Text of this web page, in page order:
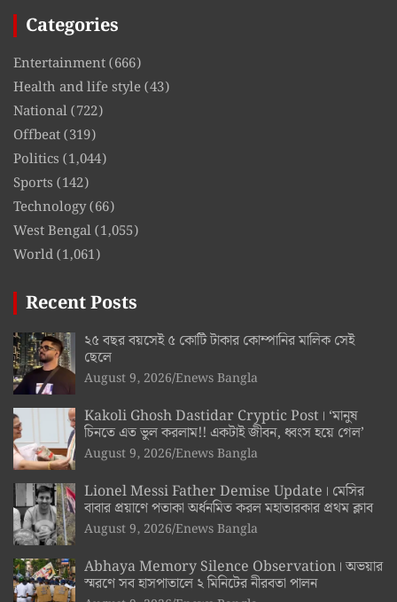
Categories
Entertainment(666)
Health and life style(43)
National(722)
Offbeat(319)
Politics (1,044)
Sports (142)
Technology(66)
West Bengal(1,055)
World(1,061)
Recent Posts
২৫ বছর বয়সেই ৫ কোটি টাকার কোম্পানির মালিক সেই
ছেলে
August 9, 2026 Enews Bangla
Kakoli Ghosh Dastidar Cryptic Post। ‘মানুষ
চিনতে এত ভুল করলাম!! একটাই জীবন, ধ্বংস হয়ে গেল’
August 9, 2026 Enews Bangla
Lionel Messi Father Demise Update। মেসির
বাবার প্রয়াণে পতাকা অর্ধনমিত করল মহাতারকার প্রথম ক্লাব
August 9, 2026 Enews Bangla
Abhaya Memory Silence Observation। অভয়ার
স্মরণে সব হাসপাতালে ২ মিনিটের নীরবতা পালন